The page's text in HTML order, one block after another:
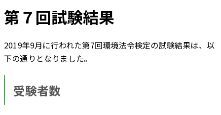
第７回試験結果
2019年9月に行われた第7回環境法令検定の試験結果は、以
下の通りとなりました。
受験者数